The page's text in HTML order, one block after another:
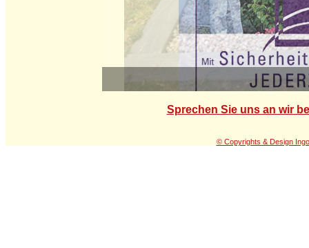
Sprechen Sie uns an wir
© Copyrights & Design